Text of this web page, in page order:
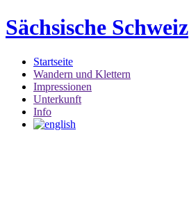
Sächsische Schweiz
Startseite
Wandern und Klettern
Impressionen
Unterkunft
Info